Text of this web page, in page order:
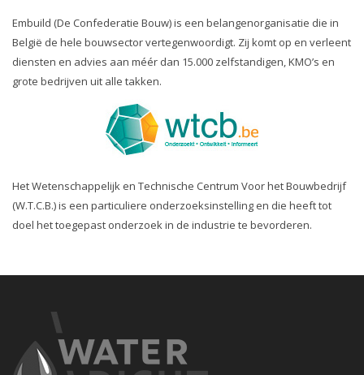
Embuild (De Confederatie Bouw) is een belangenorganisatie die in
België de hele bouwsector vertegenwoordigt. Zij komt op en verleent
diensten en advies aan méér dan 15.000 zelfstandigen, KMO’s en
grote bedrijven uit alle takken.
Het Wetenschappelijk en Technische Centrum Voor het Bouwbedrijf
(W.T.C.B.) is een particuliere onderzoeksinstelling en die heeft tot
doel het toegepast onderzoek in de industrie te bevorderen.